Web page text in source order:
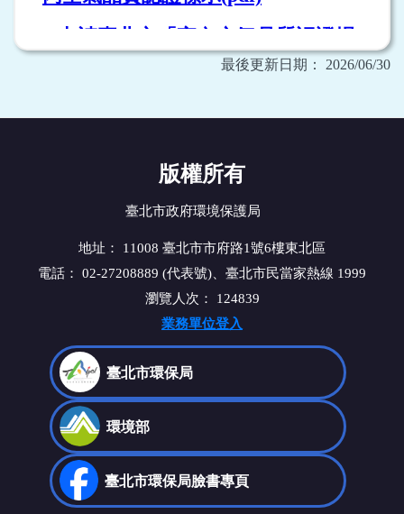
最後更新日期： 2026/06/30
版權所有
臺北市政府環境保護局
地址： 11008 臺北市市府路1號6樓東北區
電話： 02-27208889 (代表號)、臺北市民當家熱線 1999
瀏覽人次： 124839
業務單位登入
臺北市環保局
環境部
臺北市環保局臉書專頁